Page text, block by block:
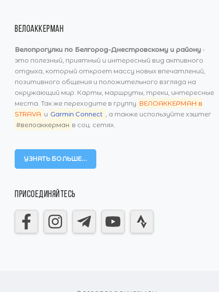
ВЕЛОАККЕРМАН
Велопрогулки по Белгород-Днестровскому и району -
это полезный, приятный и интересный вид активного
отдыха, который откроет массу новых впечатлений,
позитивного общения и положительного взгляда на
окружающий мир. Карты, маршруты, треки, интересные
места. Так же переходите в группу ВЕЛОАККЕРМАН в
STRAVA и Garmin Connect
, а также используйте хэштег
#велоаккерман в соц. сетях.
УЗНАТЬ БОЛЬШЕ...
ПРИСОЕДИНЯЙТЕСЬ